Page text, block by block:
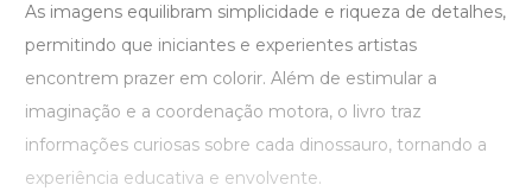
As imagens equilibram simplicidade e riqueza de detalhes,
permitindo que iniciantes e experientes artistas
encontrem prazer em colorir. Além de estimular a
imaginação e a coordenação motora, o livro traz
informações curiosas sobre cada dinossauro, tornando a
experiência educativa e envolvente.